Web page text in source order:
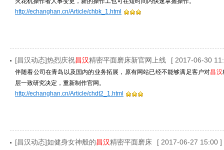
http://echanghan.cn/Article/chbk_1.html
[昌汉动态]热烈庆祝昌汉精密平面磨床新官网上线 [ 2017-06-30
伴随着公司在青岛以及国内的业务拓展，原有网站已经不能够满足客户对昌汉
层一致研究决定，重新制作官网。
http://echanghan.cn/Article/chdt2_1.html
[昌汉动态]如健身女神般的昌汉精密平面磨床 [ 2017-06-27 15:00 ]